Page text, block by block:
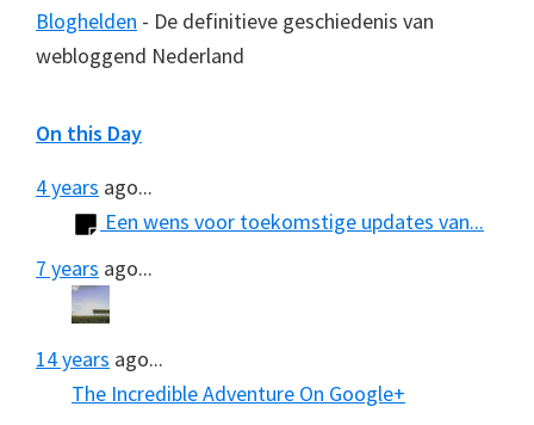
Bloghelden - De definitieve geschiedenis van
webloggend Nederland
On this Day
4 years ago...
Een wens voor toekomstige updates van...
7 years ago...
14 years ago...
The Incredible Adventure On Google+